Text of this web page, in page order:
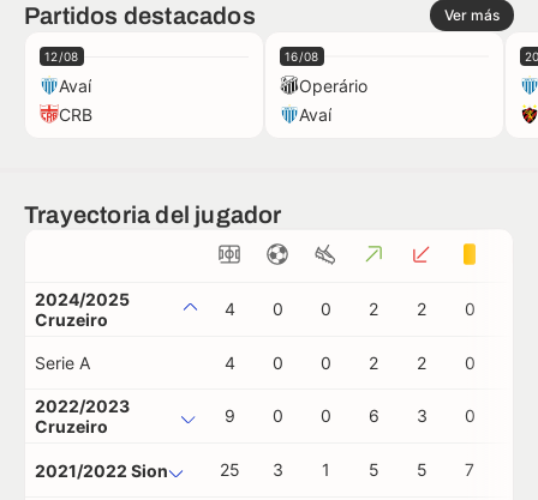
Partidos destacados Ver más
12/08
Avaí
CRB
16/08
Operário
Avaí
Trayectoria del jugador
2024/2025
Cruzeiro
4 0 0 2 2 0
Serie A 4 0 0 2 2 0
2022/2023
Cruzeiro
9 0 0 6 3 0
2021/2022 Sion 25 3 1 5 5 7